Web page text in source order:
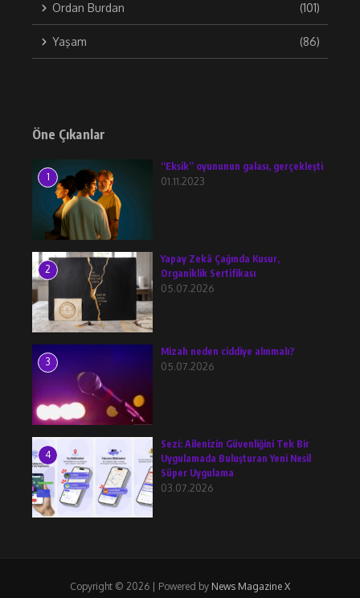
Ordan Burdan (101)
Yaşam (86)
Öne Çıkanlar
1
“Eksik” oyununun galası, gerçekleşti
01.11.2023
2
Yapay Zekâ Çağında Kusur,
Organiklik Sertifikası
05.07.2026
3
Mizah neden ciddiye alınmalı?
05.07.2026
4
Sezi: Ailenizin Güvenliğini Tek Bir
Uygulamada Buluşturan Yeni Nesil
Süper Uygulama
03.07.2026
Copyright © 2026 | Powered by News Magazine X